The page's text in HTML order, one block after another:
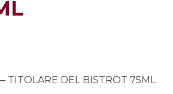
TITOLARE DEL BISTROT 75ML